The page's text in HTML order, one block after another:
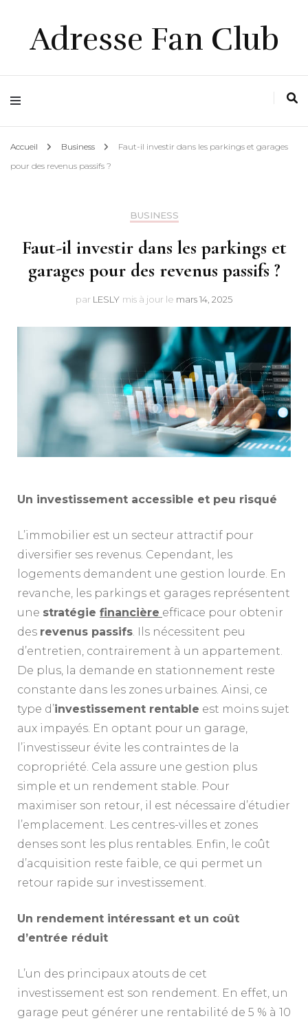
Adresse Fan Club
Accueil Business
Faut-il investir dans les parkings et garages
pour des revenus passifs ?
BUSINESS
Faut-il investir dans les parkings et
garages pour des revenus passifs ?
par LESLY mis à jour le mars 14, 2025
Un investissement accessible et peu risqué
L’immobilier est un secteur attractif pour
diversifier ses revenus. Cependant, les
logements demandent une gestion lourde. En
revanche, les parkings et garages représentent
une stratégie financière efficace pour obtenir
des revenus passifs . Ils nécessitent peu
d’entretien, contrairement à un appartement.
De plus, la demande en stationnement reste
constante dans les zones urbaines. Ainsi, ce
type d’investissement rentable est moins sujet
aux impayés. En optant pour un garage,
l’investisseur évite les contraintes de la
copropriété. Cela assure une gestion plus
simple et un rendement stable. Pour
maximiser son retour, il est nécessaire d’étudier
l’emplacement. Les centres-villes et zones
denses sont les plus rentables. Enfin, le coût
d’acquisition reste faible, ce qui permet un
retour rapide sur investissement.
Un rendement intéressant et un coût
d’entrée réduit
L’un des principaux atouts de cet
investissement est son rendement. En effet, un
garage peut générer une rentabilité de 5 % à 10